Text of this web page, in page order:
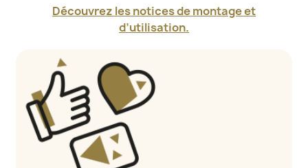
Découvrez les notices de montage et
d’utilisation.